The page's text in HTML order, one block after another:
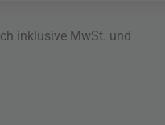
inklusive MwSt. und